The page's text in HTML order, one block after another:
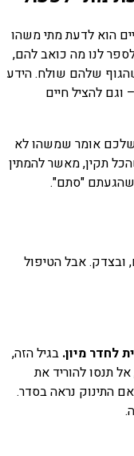
הוא לדעת מתי משהו
לספר לנו מה כואב להם,
שלהם שולח. הידע
וגם להציל חיים
אומר שמשהו לא
תקין, מאשר להמתין
שהגעתם "סתם".
ובצדק. אבל הטיפול
בגיל הזה,
תנסו להוריד את
התינוק נראה בסדר.